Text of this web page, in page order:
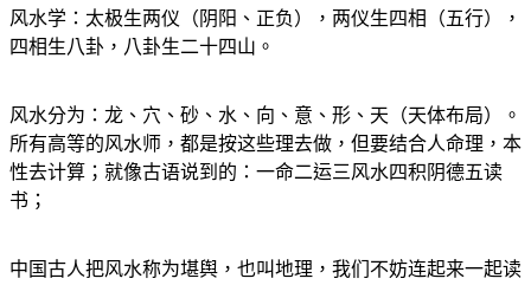
风水学：太极生两仪（阴阳、正负），两仪生四相（五行），
四相生八卦，八卦生二十四山。
风水分为：龙、穴、砂、水、向、意、形、天（天体布局）。
所有高等的风水师，都是按这些理去做，但要结合人命理，本
性去计算；就像古语说到的：一命二运三风水四积阴德五读
书；
中国古人把风水称为堪舆，也叫地理，我们不妨连起来一起读